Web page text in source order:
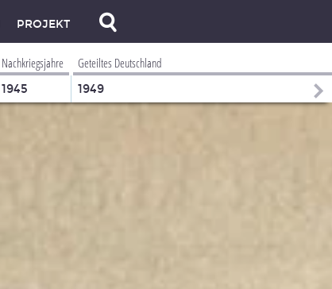
PROJEKT
Nachkriegsjahre
1945
Geteiltes Deutschland
1949